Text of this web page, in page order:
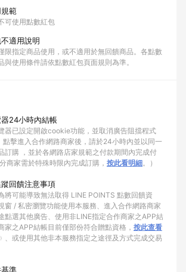
範
可使用點數紅包
適用說明
限指定商品使用，或不適用於無回饋商品。各點數
與使用條件請依點數紅包頁面規則為準。
24小時內結帳
器已設定開啟cookie功能，並取消廣告阻擋程式
點擊進入合作網路商家後，請於24小時內並以同一
訂購 ，並於各網路店家規範之付款期間內完成付
商家需於特殊時限內完成訂購， 按此看明細。）
回饋注意事項
將可能導致無法取得 LINE POINTS 點數回饋資
窗 / 私密瀏覽功能使用本服務、進入合作網路商家
點選其他廣告、使用非LINE指定合作商家之APP結
家之APP結帳目前僅部份符合贈點資格， 按此查看
﹚、或使用其他非本服務指定之途徑及方式完成交易
準